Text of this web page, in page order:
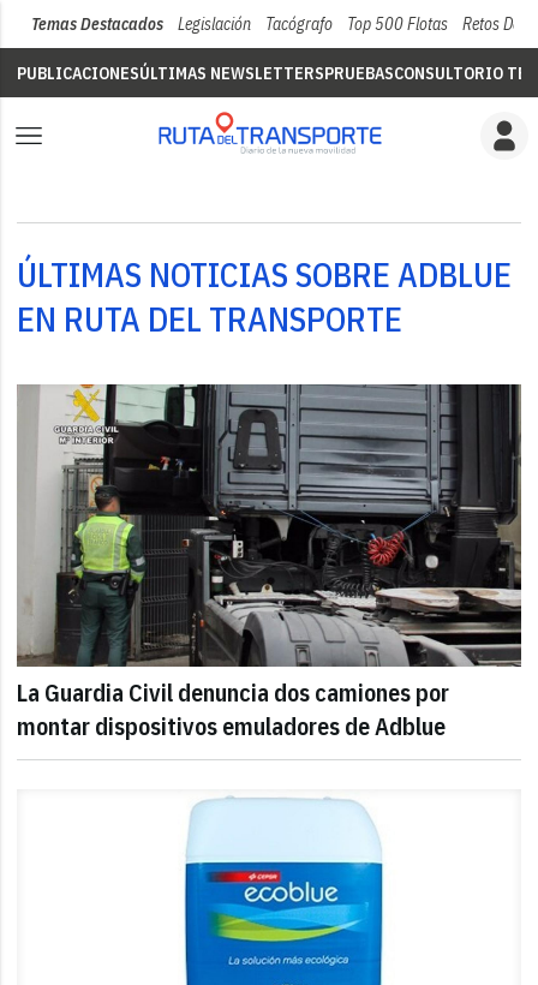
Temas Destacados Legislación Tacógrafo Top 500 Flotas Retos Del
PUBLICACIONESÚLTIMAS NEWSLETTERSPRUEBASCONSULTORIO
ÚLTIMAS NOTICIAS SOBRE ADBLUE
EN RUTA DEL TRANSPORTE
La Guardia Civil denuncia dos camiones por
montar dispositivos emuladores de Adblue